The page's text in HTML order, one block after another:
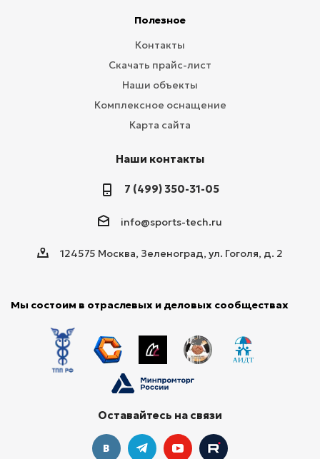
Полезное
Контакты
Скачать прайс-лист
Наши объекты
Комплексное оснащение
Карта сайта
Наши контакты
7 (499) 350-31-05
info@sports-tech.ru
124575 Москва, Зеленоград, ул. Гоголя, д. 2
Мы состоим в отраслевых и деловых сообществах
Оставайтесь на связи